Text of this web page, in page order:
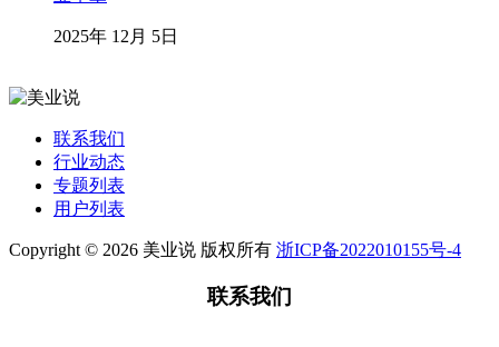
2025年 12月 5日
联系我们
行业动态
专题列表
用户列表
Copyright © 2026 美业说 版权所有 浙ICP备2022010155号-4
联系我们